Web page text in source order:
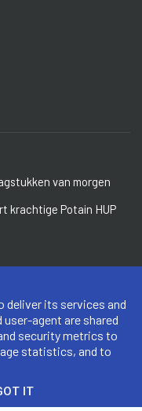
van morgen
krachtige Potain HUP
WebDesign
deliver its services and
agent are shared
security metrics to
statistics, and to
IT